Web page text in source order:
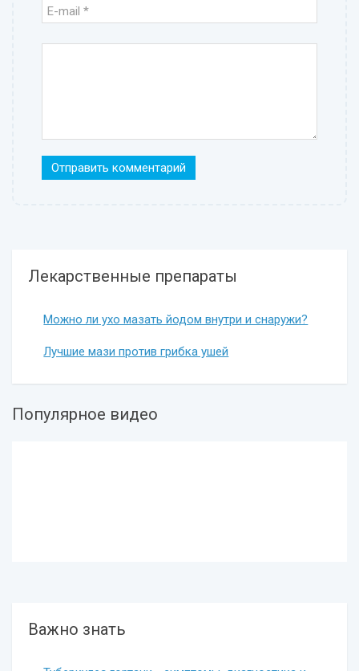
Лекарственные препараты
Можно ли ухо мазать йодом внутри и снаружи?
Лучшие мази против грибка ушей
Популярное видео
Важно знать